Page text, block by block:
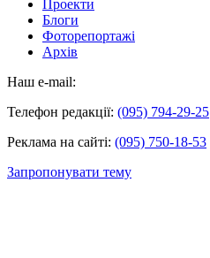
Проекти
Блоги
Фоторепортажі
Архів
Наш e-mail:
Телефон редакції: (095) 794-29-25
Реклама на сайті: (095) 750-18-53
Запропонувати тему